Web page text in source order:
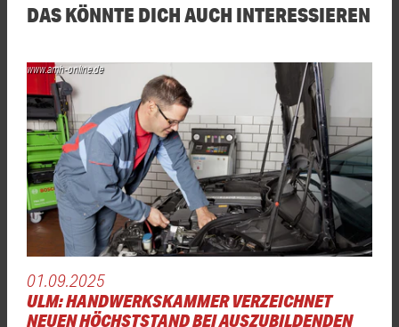
DAS KÖNNTE DICH AUCH INTERESSIEREN
www.amh-online.de
01.09.2025
ULM: HANDWERKSKAMMER VERZEICHNET
NEUEN HÖCHSTSTAND BEI AUSZUBILDENDEN